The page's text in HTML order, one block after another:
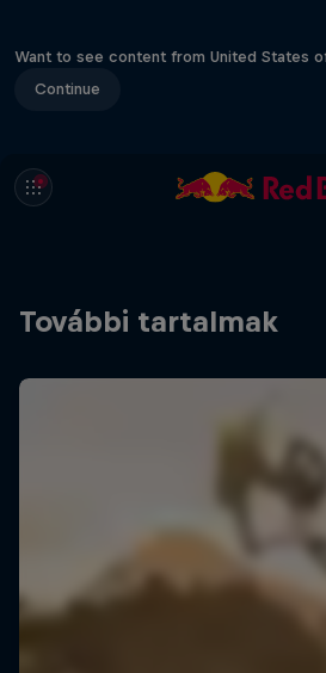
Want to see content from United States
Continue
További tartalmak